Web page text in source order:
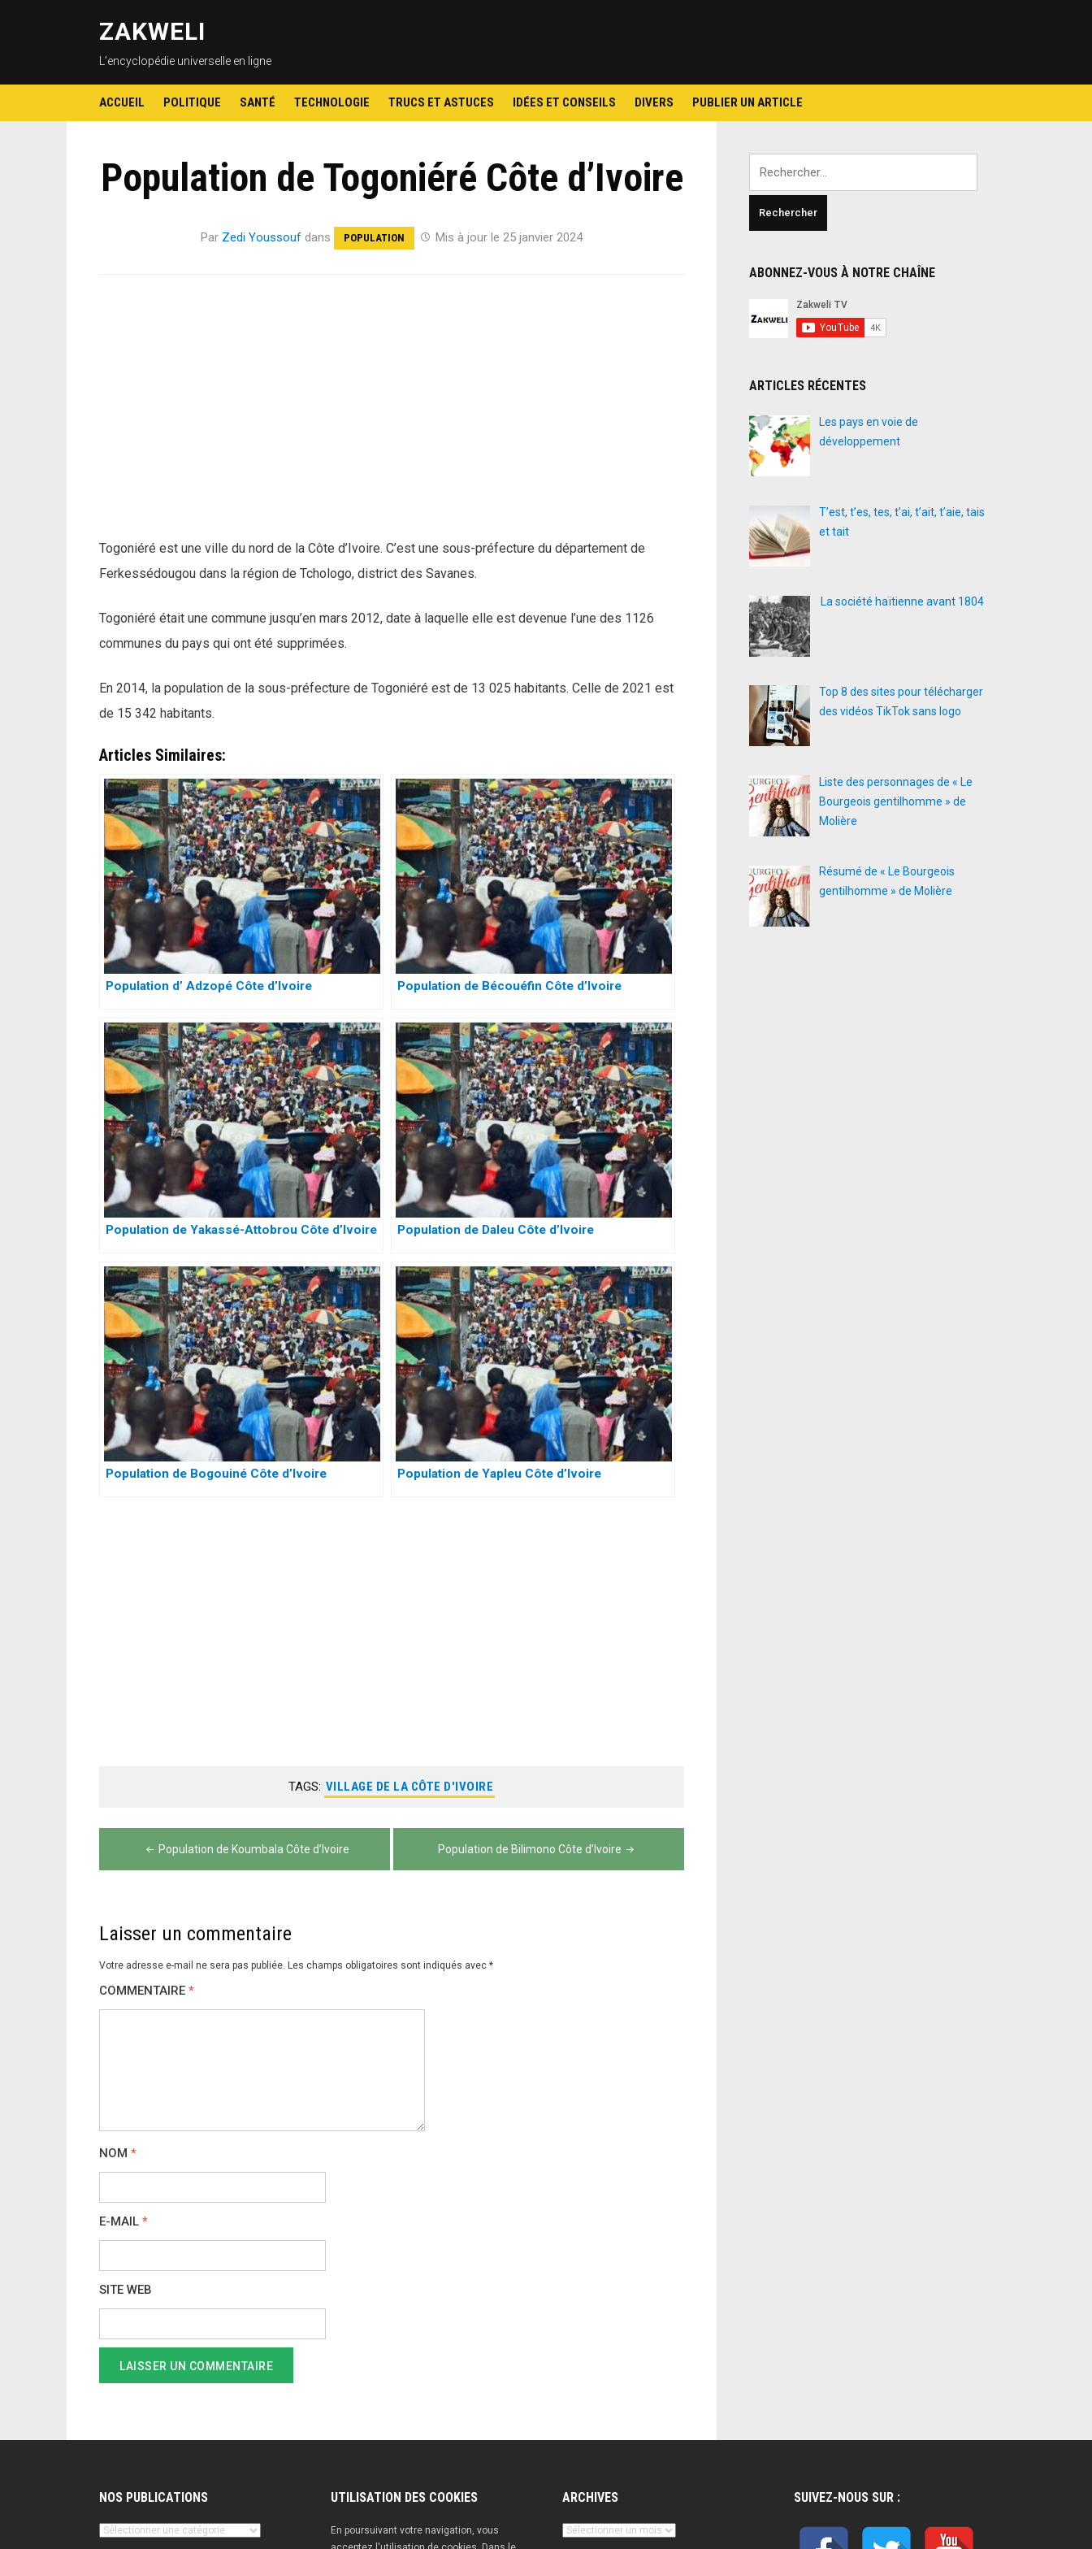
ZAKWELI
L’encyclopédie universelle en ligne
ACCUEIL POLITIQUE SANTÉ TECHNOLOGIE TRUCS ET ASTUCES IDÉES ET CONSEILS DIVERS PUBLIER UN ARTICLE
Population de Togoniéré Côte d’Ivoire
Par Zedi Youssouf dans POPULATION Mis à jour le 25 janvier 2024
Togoniéré est une ville du nord de la Côte d’Ivoire. C’est une sous-préfecture du département de
Ferkessédougou dans la région de Tchologo, district des Savanes.
Togoniéré était une commune jusqu’en mars 2012, date à laquelle elle est devenue l’une des 1126
communes du pays qui ont été supprimées.
En 2014, la population de la sous-préfecture de Togoniéré est de 13 025 habitants. Celle de 2021 est
de 15 342 habitants.
Articles Similaires:
Population d’ Adzopé Côte d’Ivoire Population de Bécouéfin Côte d’Ivoire
Population de Yakassé-Attobrou Côte d’Ivoire Population de Daleu Côte d’Ivoire
Population de Bogouiné Côte d’Ivoire Population de Yapleu Côte d’Ivoire
TAGS: VILLAGE DE LA CÔTE D'IVOIRE
Navigation
de
Population de Koumbala Côte d’Ivoire Population de Bilimono Côte d’Ivoire
Laisser un commentaire
Votre adresse e-mail ne sera pas publiée. Les champs obligatoires sont indiqués avec *
COMMENTAIRE *
NOM *
E-MAIL *
SITE WEB
ABONNEZ-VOUS À NOTRE CHAÎNE
ARTICLES RÉCENTES
Les pays en voie de
développement
T’est, t’es, tes, t’ai, t’ait, t’aie, tais
et tait
La société haïtienne avant 1804
Top 8 des sites pour télécharger
des vidéos TikTok sans logo
Liste des personnages de « Le
Bourgeois gentilhomme » de
Molière
Résumé de « Le Bourgeois
gentilhomme » de Molière
NOS PUBLICATIONS
Nos
UTILISATION DES COOKIES
En poursuivant votre navigation, vous
ARCHIVES
Archives
SUIVEZ-NOUS SUR :